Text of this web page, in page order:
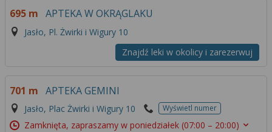
695 m APTEKA W OKRĄGLAKU
Jasło, Pl. Żwirki i Wigury 10
Znajdź leki w okolicy i zarezerwuj
701 m APTEKA GEMINI
Jasło, Plac Żwirki i Wigury 10 Wyświetl numer
Zamknięta, zapraszamy w poniedziałek (07:00 – 20:00)